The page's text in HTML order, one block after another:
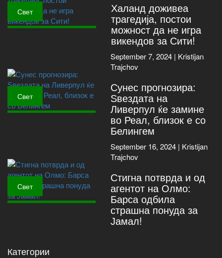
Свет Халанд доживеа
трагедија, постои
можност да не игра
викендов за Сити!
Свет
September 7, 2024 | Kristijan
Trajchov
Сунес прогнозира:
Ѕвездата на
Ливерпул ќе замине
во Реал, близок е со
Белингем
Свет
September 16, 2024 | Kristijan
Trajchov
Стигна потврда и од
агентот на Олмо:
Барса одбила
страшна понуда за
Јамал!
Категории